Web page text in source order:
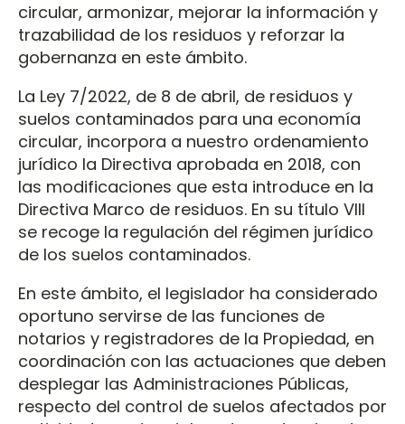
circular, armonizar, mejorar la información y
trazabilidad de los residuos y reforzar la
gobernanza en este ámbito.
La Ley 7/2022, de 8 de abril, de residuos y
suelos contaminados para una economía
circular, incorpora a nuestro ordenamiento
jurídico la Directiva aprobada en 2018, con
las modificaciones que esta introduce en la
Directiva Marco de residuos. En su título VIII
se recoge la regulación del régimen jurídico
de los suelos contaminados.
En este ámbito, el legislador ha considerado
oportuno servirse de las funciones de
notarios y registradores de la Propiedad, en
coordinación con las actuaciones que deben
desplegar las Administraciones Públicas,
respecto del control de suelos afectados por